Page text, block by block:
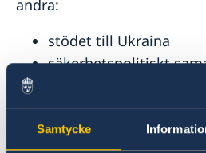
Samtycke
andra:
stödet till Ukraina
säkerhetspolitiskt
jämställdhet och
– Årets utrikesdeklaration
säkerhetspolitisk tid. Vi –